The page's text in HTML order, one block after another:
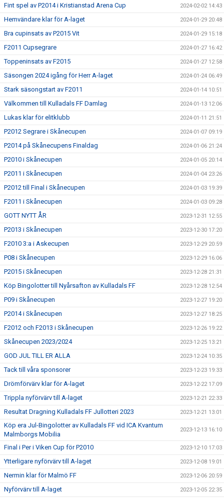
Fint spel av P2014 i Kristianstad Arena Cup 2024-02-02 14:43
Hemvändare klar för A-laget 2024-01-29 20:48
Bra cupinsats av P2015 Vit 2024-01-29 15:18
F2011 Cupsegrare 2024-01-27 16:42
Toppeninsats av F2015 2024-01-27 12:58
Säsongen 2024 igång för Herr A-laget 2024-01-24 06:49
Stark säsongstart av F2011 2024-01-14 10:51
Välkommen till Kulladals FF Damlag 2024-01-13 12:06
Lukas klar för elitklubb 2024-01-11 21:51
P2012 Segrare i Skånecupen 2024-01-07 09:19
P2014 på Skånecupens Finaldag 2024-01-06 21:24
P2010 i Skånecupen 2024-01-05 20:14
P2011 i Skånecupen 2024-01-04 23:26
P2012 till Final i Skånecupen 2024-01-03 19:39
F2011 i Skånecupen 2024-01-03 09:28
GOTT NYTT ÅR 2023-12-31 12:55
P2013 i Skånecupen 2023-12-30 17:20
F2010 3:a i Askecupen 2023-12-29 20:59
P08 i Skånecupen 2023-12-29 16:06
P2015 i Skånecupen 2023-12-28 21:31
Köp Bingolotter till Nyårsafton av Kulladals FF 2023-12-28 12:54
P09 i Skånecupen 2023-12-27 19:20
P2014 i Skånecupen 2023-12-27 18:25
F2012 och F2013 i Skånecupen 2023-12-26 19:22
Skånecupen 2023/2024 2023-12-25 13:21
GOD JUL TILL ER ALLA 2023-12-24 10:35
Tack till våra sponsorer 2023-12-23 19:33
Drömförvärv klar för A-laget 2023-12-22 17:09
Trippla nyförvärv till A-laget 2023-12-21 22:33
Resultat Dragning Kulladals FF Jullotteri 2023 2023-12-21 13:01
Köp era Jul-Bingolotter av Kulladals FF vid ICA Kvantum
Malmborgs Mobilia
2023-12-13 16:10
Final i Per i Viken Cup för P2010 2023-12-10 17:03
Ytterligare nyförvärv till A-laget 2023-12-08 19:01
Nermin klar för Malmö FF 2023-12-06 20:59
Nyförvärv till A-laget 2023-12-05 22:35